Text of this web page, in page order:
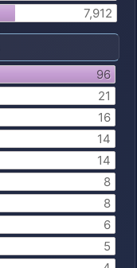
7,912
96
21
16
14
14
8
8
6
5